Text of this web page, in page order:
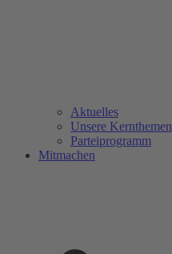
Aktuelles
Unsere Kernthemen
Parteiprogramm
Mitmachen